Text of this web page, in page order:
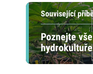
Související
Poznejte
hydrokultuře